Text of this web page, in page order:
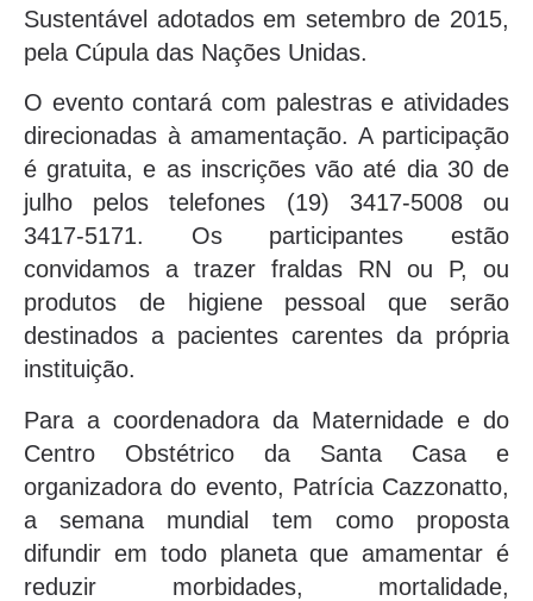
Sustentável adotados em setembro de 2015,
pela Cúpula das Nações Unidas.
O evento contará com palestras e atividades
direcionadas à amamentação. A participação
é gratuita, e as inscrições vão até dia 30 de
julho pelos telefones (19) 3417-5008 ou
3417-5171. Os participantes estão
convidamos a trazer fraldas RN ou P, ou
produtos de higiene pessoal que serão
destinados a pacientes carentes da própria
instituição.
Para a coordenadora da Maternidade e do
Centro Obstétrico da Santa Casa e
organizadora do evento, Patrícia Cazzonatto,
a semana mundial tem como proposta
difundir em todo planeta que amamentar é
reduzir morbidades, mortalidade,